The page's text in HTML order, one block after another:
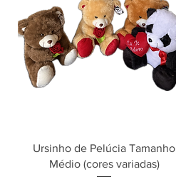
Visualização rápida
Ursinho de Pelúcia Tamanho
Médio (cores variadas)